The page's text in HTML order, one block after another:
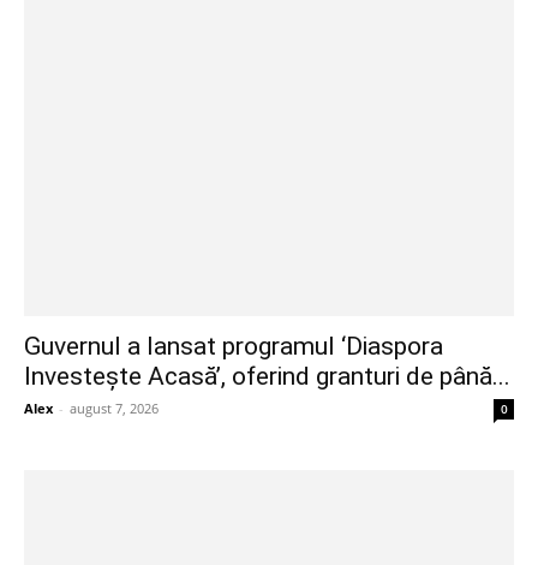
Guvernul a lansat programul ‘Diaspora
Investește Acasă’, oferind granturi de până...
Alex - august 7, 2026 0